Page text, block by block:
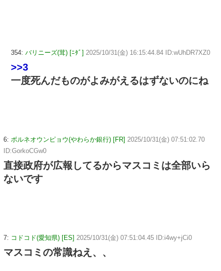
354: バリニーズ(茸) [ﾆﾀﾞ] 2025/10/31(金) 16:15:44.84 ID:wUhDR7XZ0
>>3
一度死んだものがよみがえるはずないのにね
6: ボルネオウンピョウ(やわらか銀行) [FR] 2025/10/31(金) 07:51:02.70
ID:GorkoCGw0
直接政府が広報してるからマスコミは全部いら
ないです
7: コドコド(愛知県) [ES] 2025/10/31(金) 07:51:04.45 ID:i4wy+jCi0
マスコミの常識ねえ、、